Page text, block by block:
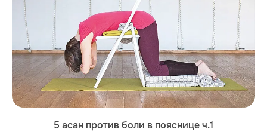
5 асан против боли в пояснице ч.1